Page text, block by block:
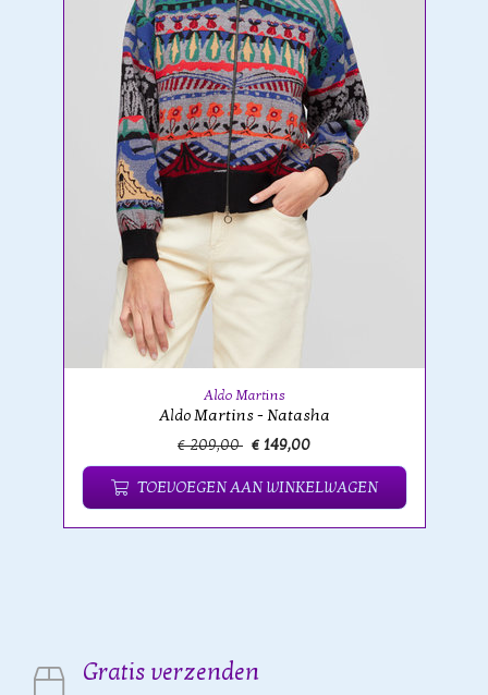
Aldo Martins
Aldo Martins - Natasha
€ 209,00 € 149,00
TOEVOEGEN AAN WINKELWAGEN
Gratis verzenden